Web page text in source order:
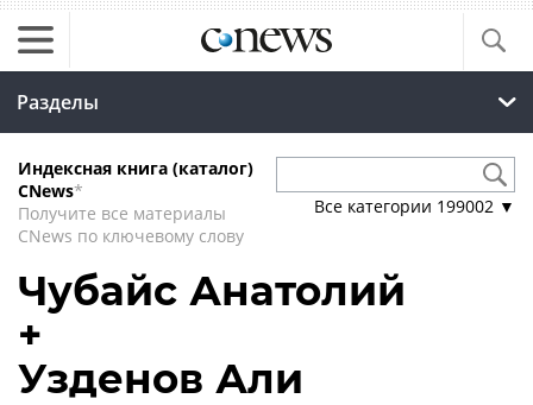
Разделы
Индексная книга (каталог)
CNews*
Получите все материалы
CNews по ключевому слову
Все категории 199002 ▼
Чубайс Анатолий
+
Узденов Али